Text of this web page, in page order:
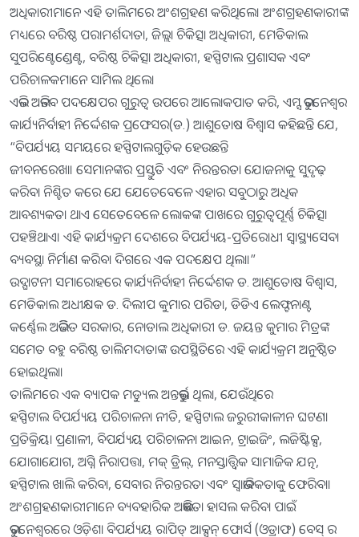
ଅଧିକାରୀମାନେ ଏହି ତାଲିମରେ ଅଂଶଗ୍ରହଣ କରିଥିଲେ। ଅଂଶଗ୍ରହଣକାରୀଙ୍କ
ମଧ୍ୟରେ ବରିଷ୍ଠ ପରାମର୍ଶଦାତା, ଜିଲ୍ଲା ଚିକିତ୍ସା ଅଧିକାରୀ, ମେଡିକାଲ
ସୁପରିଣ୍ଟେଣ୍ଡେଣ୍ଟ, ବରିଷ୍ଠ ଚିକିତ୍ସା ଅଧିକାରୀ, ହସ୍ପିଟାଲ ପ୍ରଶାସକ ଏବଂ
ପରିଚାଳକମାନେ ସାମିଲ ଥିଲେ।
ଏଭଳି ଅଭିନବ ପଦକ୍ଷେପର ଗୁରୁତ୍ୱ ଉପରେ ଆଲୋକପାତ କରି, ଏମ୍ସ ଭୁବନେଶ୍ୱର
କାର୍ଯ୍ୟନିର୍ବାହୀ ନିର୍ଦ୍ଦେଶକ ପ୍ରଫେସର(ଡ.) ଆଶୁତୋଷ ବିଶ୍ୱାସ କହିଛନ୍ତି ଯେ,
“ବିପର୍ଯ୍ୟୟ ସମୟରେ ହସ୍ପିଟାଲଗୁଡ଼ିକ ହେଉଛନ୍ତି
ଜୀବନରେଖା। ସେମାନଙ୍କର ପ୍ରସ୍ତୁତି ଏବଂ ନିରନ୍ତରତା ଯୋଜନାକୁ ସୁଦୃଢ଼
କରିବା ନିଶ୍ଚିତ କରେ ଯେ ଯେତେବେଳେ ଏହାର ସବୁଠାରୁ ଅଧିକ
ଆବଶ୍ୟକତା ଥାଏ ସେତେବେଳେ ଲୋକଙ୍କ ପାଖରେ ଗୁରୁତ୍ୱପୂର୍ଣ୍ଣ ଚିକିତ୍ସା
ପହଞ୍ଚିଥାଏ। ଏହି କାର୍ଯ୍ୟକ୍ରମ ଦେଶରେ ବିପର୍ଯ୍ୟୟ-ପ୍ରତିରୋଧୀ ସ୍ୱାସ୍ଥ୍ୟସେବା
ବ୍ୟବସ୍ଥା ନିର୍ମାଣ କରିବା ଦିଗରେ ଏକ ପଦକ୍ଷେପ ଥିଲା।”
ଉଦ୍ଘାଟନୀ ସମାରୋହରେ କାର୍ଯ୍ୟନିର୍ବାହୀ ନିର୍ଦ୍ଦେଶକ ଡ. ଆଶୁତୋଷ ବିଶ୍ୱାସ,
ମେଡିକାଲ ଅଧୀକ୍ଷକ ଡ. ଦିଲୀପ କୁମାର ପରିଡା, ଡିଡିଏ ଲେଫ୍ଟନାଣ୍ଟ
କର୍ଣ୍ଣେଲ ଅଭିଜିତ ସରକାର, ନୋଡାଲ ଅଧିକାରୀ ଡ. ଜୟନ୍ତ କୁମାର ମିତ୍ରଙ୍କ
ସମେତ ବହୁ ବରିଷ୍ଠ ତାଲିମଦାତାଙ୍କ ଉପସ୍ଥିତିରେ ଏହି କାର୍ଯ୍ୟକ୍ରମ ଅନୁଷ୍ଠିତ
ହୋଇଥିଲା।
ତାଲିମରେ ଏକ ବ୍ୟାପକ ମଡ୍ୟୁଲ ଅନ୍ତର୍ଭୁକ୍ତ ଥିଲା, ଯେଉଁଥିରେ
ହସ୍ପିଟାଲ ବିପର୍ଯ୍ୟୟ ପରିଚାଳନା ନୀତି, ହସ୍ପିଟାଲ ଜରୁରୀକାଳୀନ ଘଟଣା
ପ୍ରତିକ୍ରିୟା ପ୍ରଣାଳୀ, ବିପର୍ଯ୍ୟୟ ପରିଚାଳନା ଆଇନ, ଟ୍ରାଇଜିଂ, ଲଜିଷ୍ଟିକ୍ସ,
ଯୋଗାଯୋଗ, ଅଗ୍ନି ନିରାପତ୍ତା, ମକ୍ ଡ୍ରିଲ୍, ମନସ୍ତାତ୍ତ୍ୱିକ ସାମାଜିକ ଯତ୍ନ,
ହସ୍ପିଟାଲ ଖାଲି କରିବା, ସେବାର ନିରନ୍ତରତା ଏବଂ ସ୍ୱାଭାବିକତାକୁ ଫେରିବା।
ଅଂଶଗ୍ରହଣକାରୀମାନେ ବ୍ୟବହାରିକ ଅଭିଜ୍ଞତା ହାସଲ କରିବା ପାଇଁ
ଭୁବନେଶ୍ୱରରେ ଓଡ଼ିଶା ବିପର୍ଯ୍ୟୟ ରାପିଡ୍ ଆକ୍ସନ୍ ଫୋର୍ସ (ଓଡ୍ରାଫ) ବେସ୍ ର